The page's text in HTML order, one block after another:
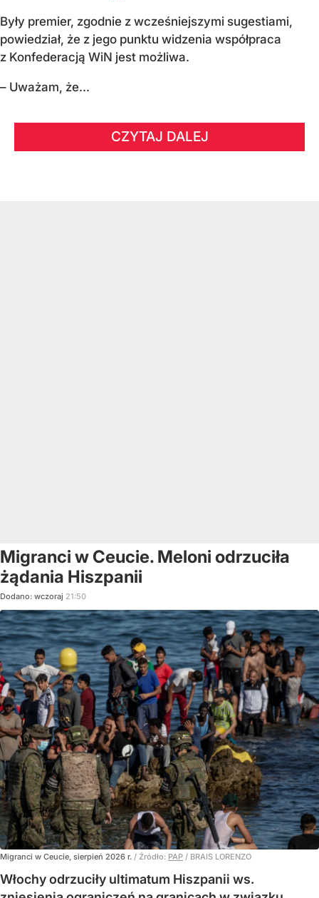
Były premier, zgodnie z wcześniejszymi sugestiami,
powiedział, że z jego punktu widzenia współpraca
z Konfederacją WiN jest możliwa.
– Uważam, że...
CZYTAJ DALEJ
Migranci w Ceucie. Meloni odrzuciła
żądania Hiszpanii
Dodano: wczoraj 21:50
Migranci w Ceucie, sierpień 2026 r. / Źródło: PAP / BRAIS LORENZO
Włochy odrzuciły ultimatum Hiszpanii ws.